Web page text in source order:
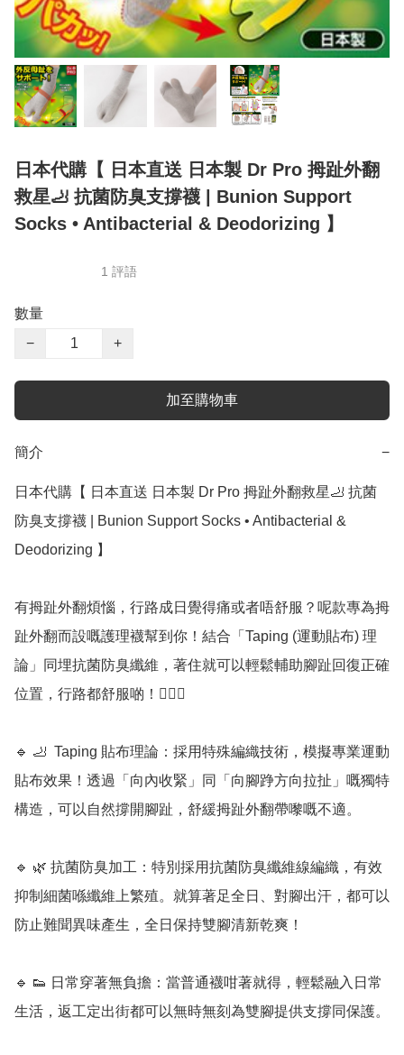
日本代購【 日本直送 日本製 Dr Pro 拇趾外翻
救星🦶 抗菌防臭支撐襪 | Bunion Support
Socks • Antibacterial & Deodorizing 】
1 評語
數量
−
+
加至購物車
簡介 −
日本代購【﻿ 日本直送 日本製 Dr Pro 拇趾外翻救星🦶 抗菌
防臭支撐襪 | Bunion Support Socks • Antibacterial &
Deodorizing 】
有拇趾外翻煩惱，行路成日覺得痛或者唔舒服？呢款專為拇
趾外翻而設嘅護理襪幫到你！結合「Taping (運動貼布) 理
論」同埋抗菌防臭纖維，著住就可以輕鬆輔助腳趾回復正確
位置，行路都舒服啲！🚶‍♀️✨
🔹 🦶  Taping 貼布理論：採用特殊編織技術，模擬專業運動
貼布效果！透過「向內收緊」同「向腳踭方向拉扯」嘅獨特
構造，可以自然撐開腳趾，舒緩拇趾外翻帶嚟嘅不適。
🔹 🌿 抗菌防臭加工：特別採用抗菌防臭纖維線編織，有效
抑制細菌喺纖維上繁殖。就算著足全日、對腳出汗，都可以
防止難聞異味產生，全日保持雙腳清新乾爽！
🔹 👟 日常穿著無負擔：當普通襪咁著就得，輕鬆融入日常
生活，返工定出街都可以無時無刻為雙腳提供支撐同保護。